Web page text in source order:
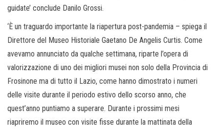
guidate’ conclude Danilo Grossi.
‘È un traguardo importante la riapertura post-pandemia – spiega il
Direttore del Museo Historiale Gaetano De Angelis Curtis. Come
avevamo annunciato da qualche settimana, riparte l’opera di
valorizzazione di uno dei migliori musei non solo della Provincia di
Frosinone ma di tutto il Lazio, come hanno dimostrato i numeri
delle visite durante il periodo estivo dello scorso anno, che
quest’anno puntiamo a superare. Durante i prossimi mesi
riapriremo il museo con visite fisse durante la mattinata della